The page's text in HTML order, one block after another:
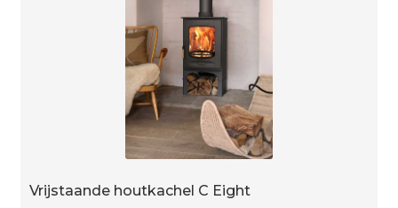
Vrijstaande houtkachel C Eight